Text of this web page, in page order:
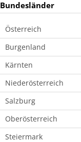
Österreich
Burgenland
Kärnten
Niederösterreich
Salzburg
Oberösterreich
Steiermark